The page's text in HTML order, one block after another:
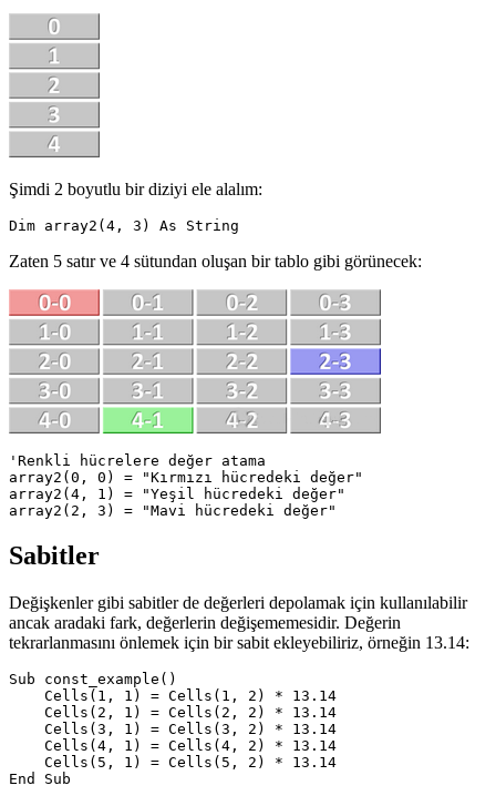
Şimdi 2 boyutlu bir diziyi ele alalım:
Zaten 5 satır ve 4 sütundan oluşan bir tablo gibi görünecek:
'Renkli hücrelere değer atama
array2(0, 0) =
"Kırmızı hücredeki değer"
array2(4, 1) =
"Yeşil hücredeki değer"
array2(2, 3) =
"Mavi hücredeki değer"
Sabitler
Değişkenler gibi sabitler de değerleri depolamak için kullanılabilir
ancak aradaki fark, değerlerin değişememesidir. Değerin
tekrarlanmasını önlemek için bir sabit ekleyebiliriz, örneğin 13.14:
Sub const_example()
    Cells(1, 1) = Cells(1, 2) * 13.14
    Cells(2, 1) = Cells(2, 2) * 13.14
    Cells(3, 1) = Cells(3, 2) * 13.14
    Cells(4, 1) = Cells(4, 2) * 13.14
    Cells(5, 1) = Cells(5, 2) * 13.14